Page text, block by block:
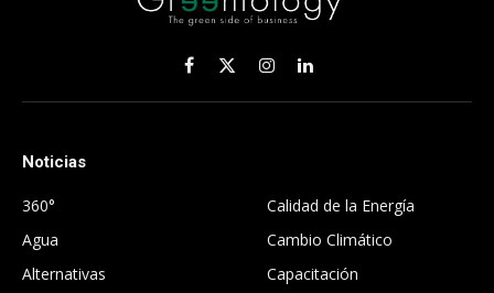
Facebook
X
(Twitter)
InstagramLinkedIn
Noticias
360°
Agua
Alternativas
Calidad de la Energía
Cambio Climático
Capacitación